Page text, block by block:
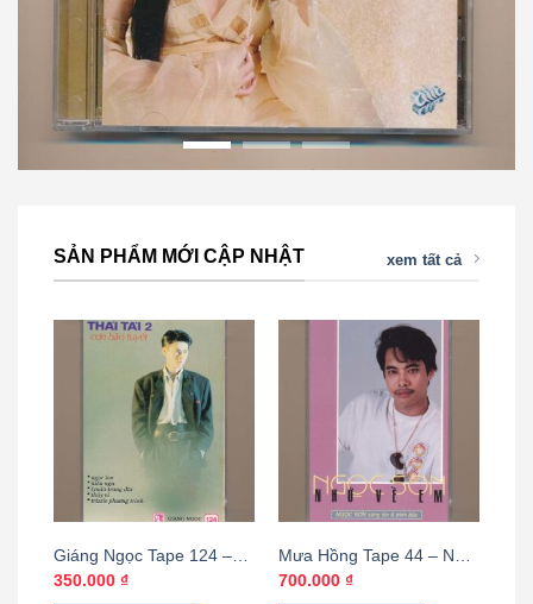
SẢN PHẨM MỚI CẬP NHẬT xem tất cả
Giáng Ngọc Tape 124 –
Cơn Bão Tuyết – Thái Tài
350.000 ₫
Mưa Hồng Tape 44 – Nhớ
Về Em – Ngọc Sơn
700.000 ₫